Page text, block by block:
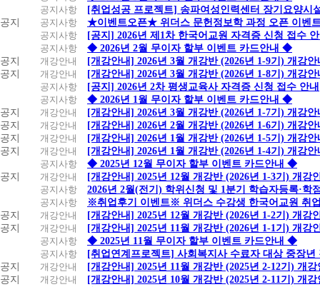
공지사항
[취업성공 프로젝트] 송파여성인력센터 장기요양시
공지
공지사항
★이벤트오픈★ 위더스 문헌정보학 과정 오픈 이벤
공지사항
[공지] 2026년 제1차 한국어교원 자격증 신청 접수
공지사항
◆ 2026년 2월 무이자 할부 이벤트 카드안내 ◆
공지
개강안내
[개강안내] 2026년 3월 개강반 (2026년 1-9기) 개강안
공지
개강안내
[개강안내] 2026년 3월 개강반 (2026년 1-8기) 개강안
공지사항
[공지] 2026년 2차 평생교육사 자격증 신청 접수 안내
공지사항
◆ 2026년 1월 무이자 할부 이벤트 카드안내 ◆
공지
개강안내
[개강안내] 2026년 3월 개강반 (2026년 1-7기) 개강안
공지
개강안내
[개강안내] 2026년 2월 개강반 (2026년 1-6기) 개강안
공지
개강안내
[개강안내] 2026년 1월 개강반 (2026년 1-5기) 개강안
공지
개강안내
[개강안내] 2026년 1월 개강반 (2026년 1-4기) 개강안
공지사항
◆ 2025년 12월 무이자 할부 이벤트 카드안내 ◆
공지
개강안내
[개강안내] 2025년 12월 개강반 (2026년 1-3기) 개강
공지사항
2026년 2월(전기) 학위신청 및 1분기 학습자등록·학
공지사항
※취업후기 이벤트※ 위더스 수강생 한국어교원 취
공지
개강안내
[개강안내] 2025년 12월 개강반 (2026년 1-2기) 개강
공지
개강안내
[개강안내] 2025년 11월 개강반 (2026년 1-1기) 개강
공지사항
◆ 2025년 11월 무이자 할부 이벤트 카드안내 ◆
공지사항
[취업연계프로젝트] 사회복지사 수료자 대상 중장
공지
개강안내
[개강안내] 2025년 11월 개강반 (2025년 2-12기) 개강
공지
개강안내
[개강안내] 2025년 10월 개강반 (2025년 2-11기) 개강